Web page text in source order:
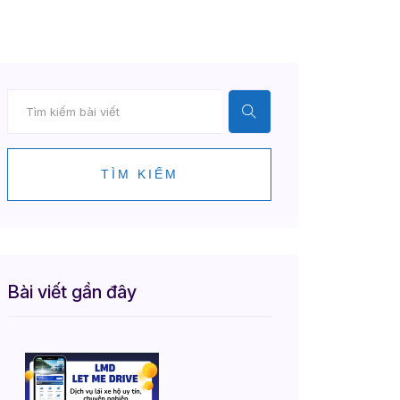
TÌM KIẾM
Bài viết gần đây